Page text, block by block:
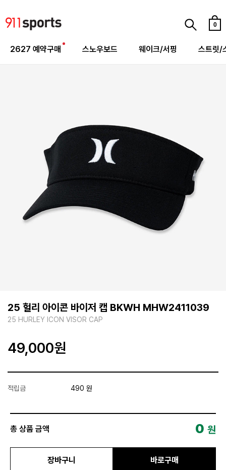
0
2627 예약구매 스노우보드 웨이크/서핑 스트릿/
25 헐리 아이콘 바이저 캡 BKWH MHW2411039
25 HURLEY ICON VISOR CAP
49,000원
적립금 490 원
총 상품 금액 0 원
장바구니 바로구매